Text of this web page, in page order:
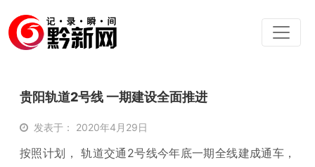
贵阳轨道2号线 一期建设全面推进
发表于： 2020年4月29日
按照计划， 轨道交通2号线今年底一期全线建成通车，